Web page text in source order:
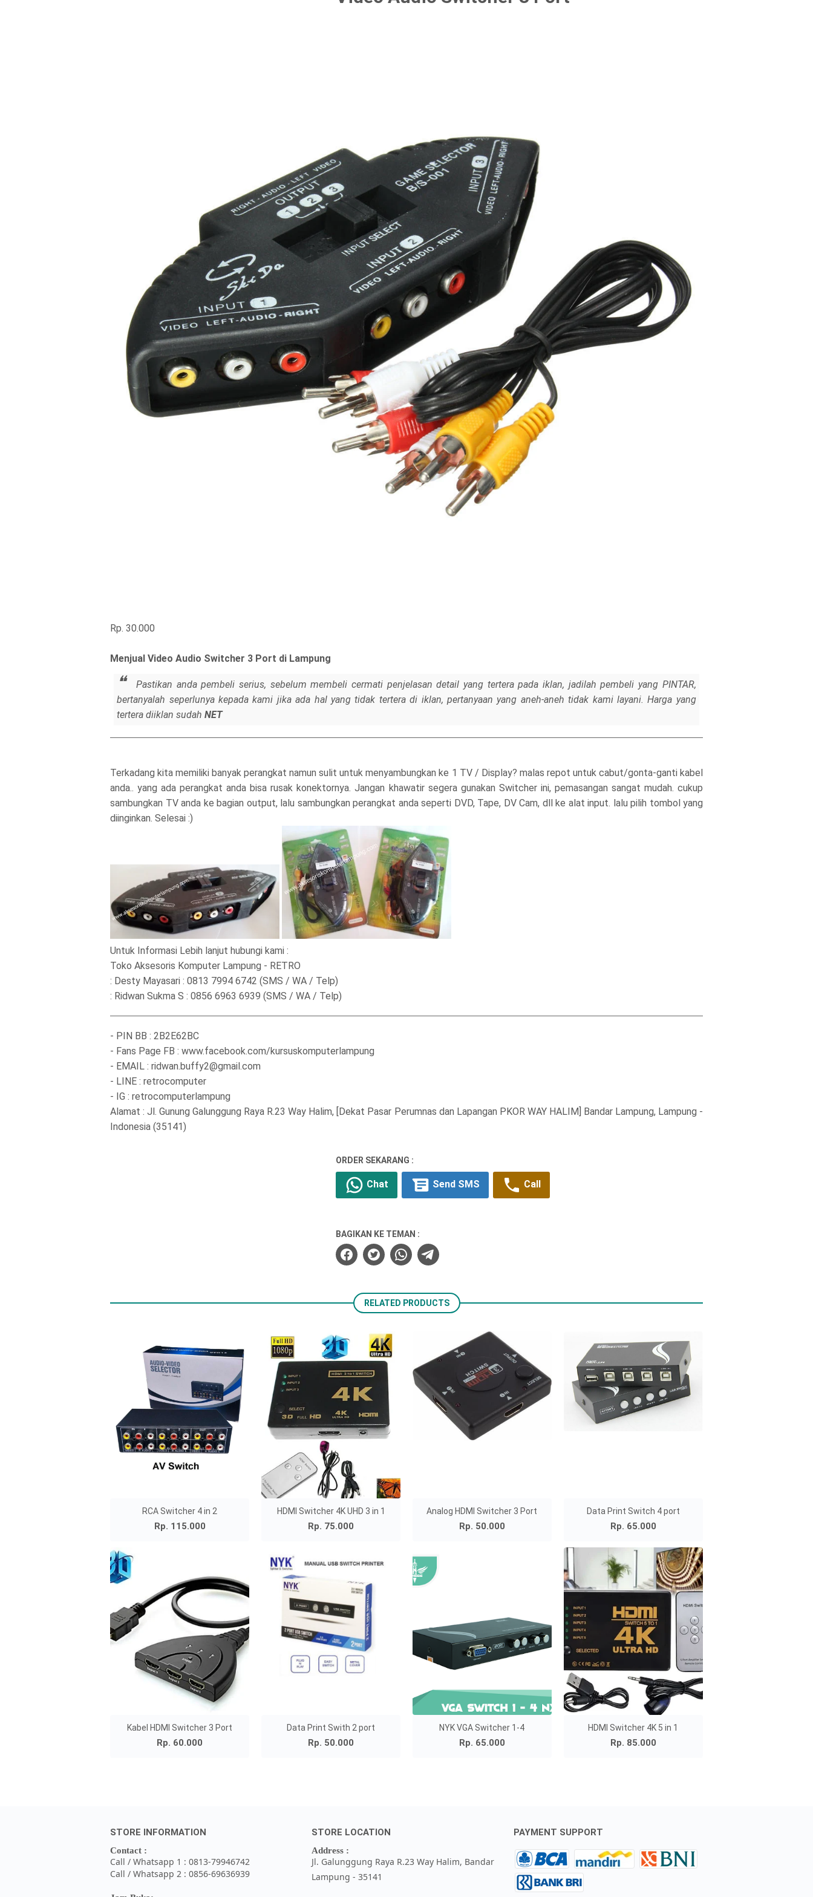
Rp. 30.000
Menjual Video Audio Switcher 3 Port di Lampung
Pastikan anda pembeli serius, sebelum membeli cermati penjelasan detail yang tertera pada iklan, jadilah pembeli yang PINTAR,
bertanyalah seperlunya kepada kami jika ada hal yang tidak tertera di iklan, pertanyaan yang aneh-aneh tidak kami layani. Harga yang
tertera diiklan sudahNET
Terkadang kita memiliki banyak perangkat namun sulit untuk menyambungkan ke 1 TV / Display? malas repot untuk cabut/gonta-ganti kabel
anda.. yang ada perangkat anda bisa rusak konektornya. Jangan khawatir segera gunakan Switcher ini, pemasangan sangat mudah. cukup
sambungkan TV anda ke bagian output, lalu sambungkan perangkat anda seperti DVD, Tape, DV Cam, dll ke alat input. lalu pilih tombol yang
diinginkan. Selesai :)
Untuk Informasi Lebih lanjut hubungi kami :
Toko Aksesoris Komputer Lampung - RETRO
: Desty Mayasari : 0813 7994 6742 (SMS / WA / Telp)
: Ridwan Sukma S : 0856 6963 6939 (SMS / WA / Telp)
- PIN BB : 2B2E62BC
- Fans Page FB : www.facebook.com/kursuskomputerlampung
- EMAIL : ridwan.buffy2@gmail.com
- LINE : retrocomputer
- IG : retrocomputerlampung
Alamat : Jl. Gunung Galunggung Raya R.23 Way Halim, [Dekat Pasar Perumnas dan Lapangan PKOR WAY HALIM] Bandar Lampung, Lampung -
Indonesia (35141)
ORDER SEKARANG :
Chat Send SMS Call
BAGIKAN KE TEMAN :
RELATED PRODUCTS
RCA Switcher 4 in 2
Rp. 115.000
HDMI Switcher 4K UHD 3 in 1
Rp. 75.000
Analog HDMI Switcher 3 Port
Rp. 50.000
Data Print Switch 4 port
Rp. 65.000
Kabel HDMI Switcher 3 Port
Rp. 60.000
Data Print Swith 2 port
Rp. 50.000
NYK VGA Switcher 1-4
Rp. 65.000
HDMI Switcher 4K 5 in 1
Rp. 85.000
STORE INFORMATION
Contact :
Call / Whatsapp 1 : 0813-79946742
Call / Whatsapp 2 : 0856-69636939
STORE LOCATION
Address :
Jl. Galunggung Raya R.23 Way Halim, Bandar
Lampung - 35141
PAYMENT SUPPORT